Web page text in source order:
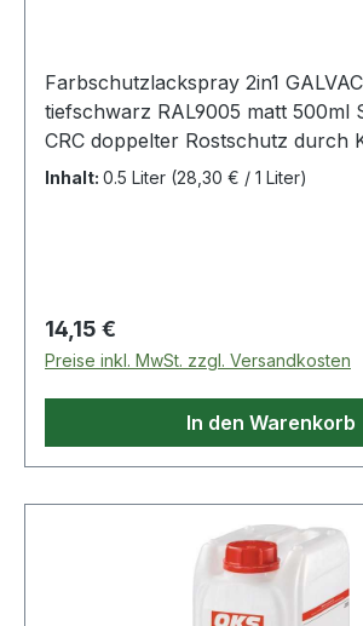
Farbschutzlackspray 2in1
tiefschwarz RAL9005 matt 500ml
CRC doppelter Rostschutz durch
aus Zinkphosphat-Grundierung und
Rohrleitungen, Behältern,
usw.
Inhalt: 0.5 Liter (28,30 € / 1 Liter)
Regulärer Preis:
14,15 €
Preise inkl. MwSt. zzgl. Versandkosten
In den Warenkorb